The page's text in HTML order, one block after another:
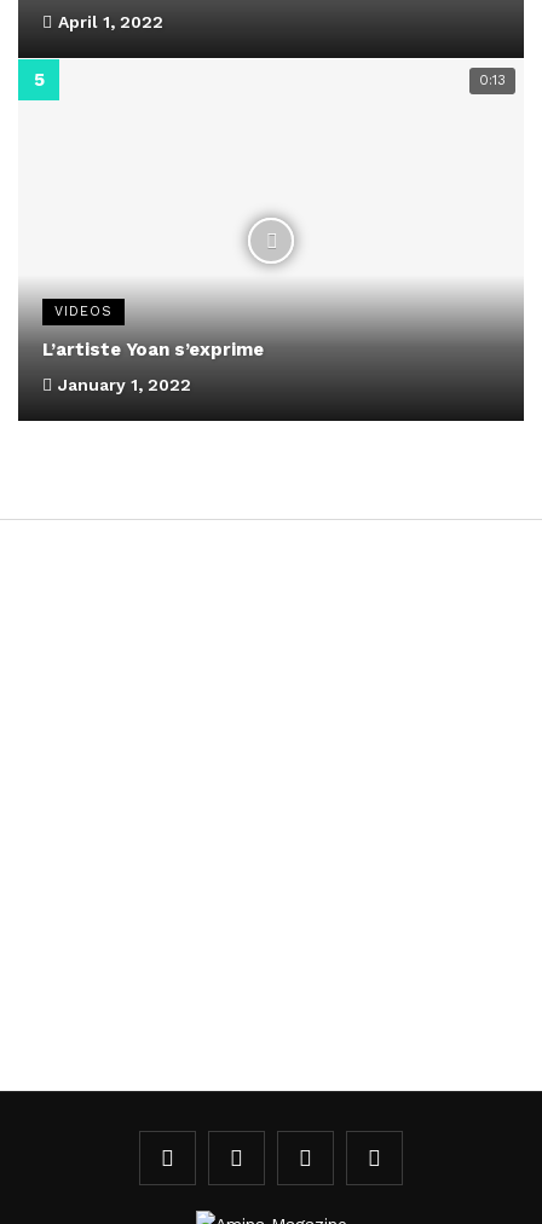
April 1, 2022
0:13
VIDEOS
L’artiste Yoan s’exprime
January 1, 2022